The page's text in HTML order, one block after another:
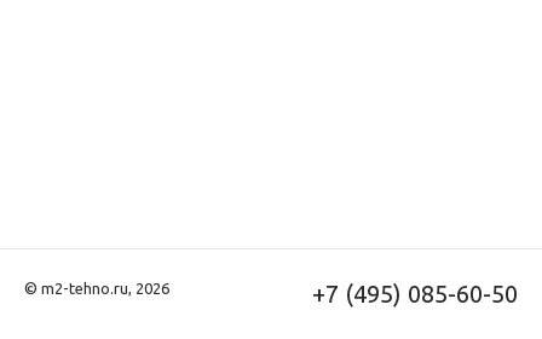
© m2-tehno.ru, 2026 +7 (495) 085-60-50